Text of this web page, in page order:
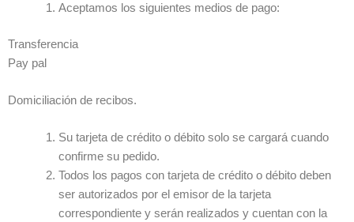
Aceptamos los siguientes medios de pago:
Transferencia
Pay pal
Domiciliación de recibos.
Su tarjeta de crédito o débito solo se cargará cuando
confirme su pedido.
Todos los pagos con tarjeta de crédito o débito deben
ser autorizados por el emisor de la tarjeta
correspondiente y serán realizados y cuentan con la